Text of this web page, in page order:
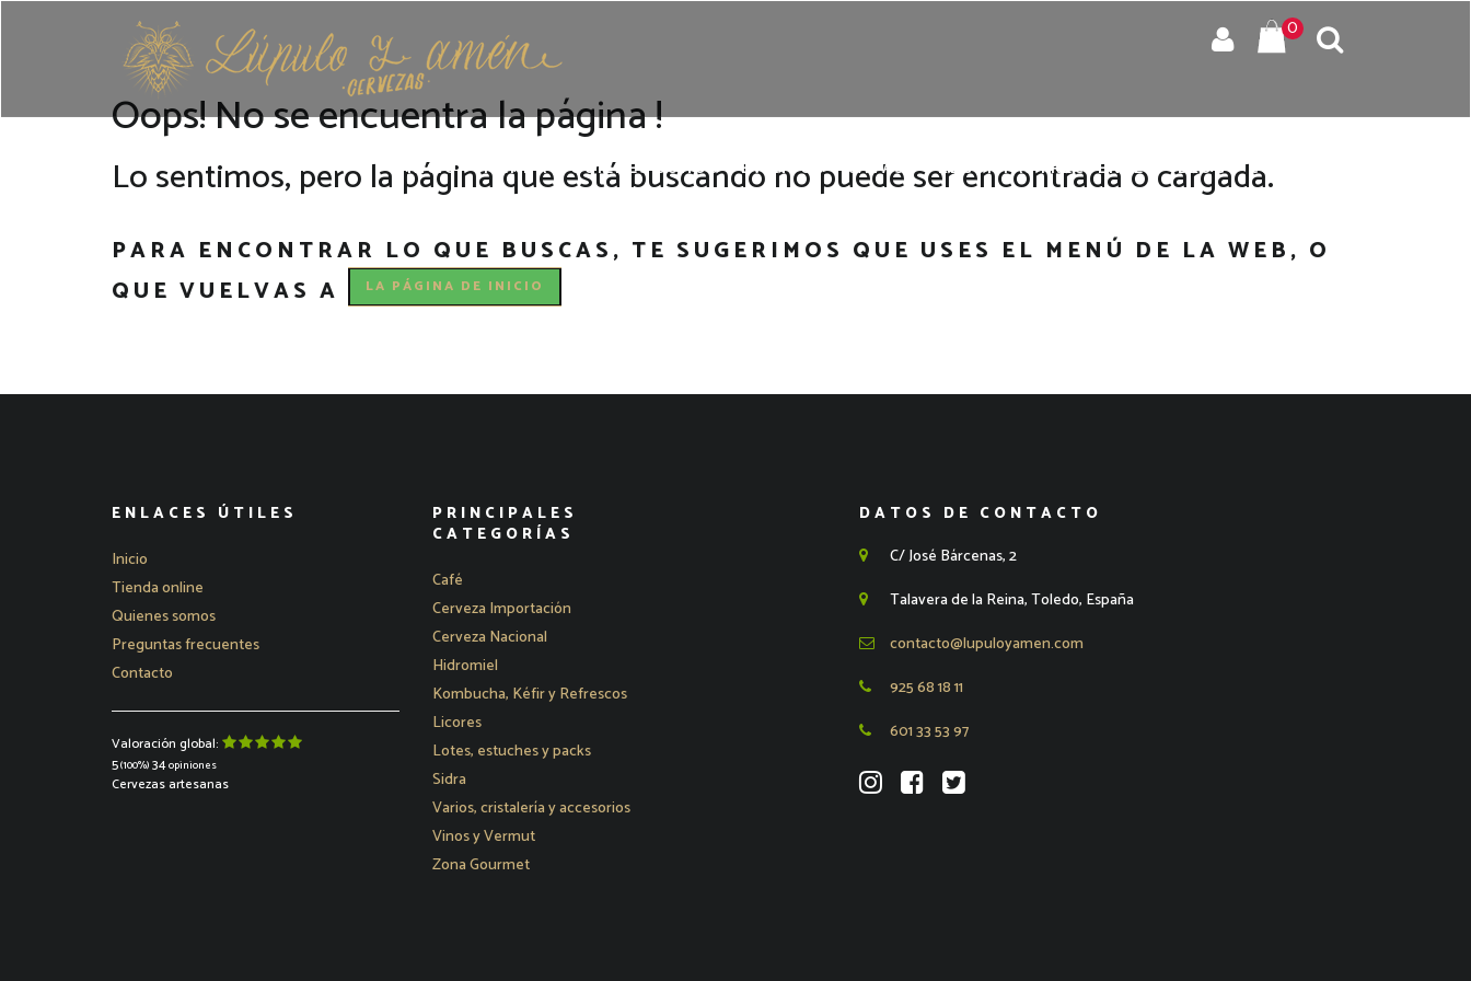
0
INICIO TIENDA QUIENES SOMOS EVENTOS Y CATAS PREGUNTAS FRECUENTES BLOG CONTACTO
Oops! No se encuentra la página !
Lo sentimos, pero la página que está buscando no puede ser encontrada o cargada.
PARA ENCONTRAR LO QUE BUSCAS, TE SUGERIMOS QUE USES EL MENÚ DE LA WEB, O
QUE VUELVAS A
LA PÁGINA DE INICIO
ENLACES ÚTILES
Inicio
Tienda online
Quienes somos
Preguntas frecuentes
Contacto
Valoración global:
5(100%)34opiniones
Cervezas artesanas
PRINCIPALES
CATEGORÍAS
Café
Cerveza Importación
Cerveza Nacional
Hidromiel
Kombucha, Kéfir y Refrescos
Licores
Lotes, estuches y packs
Sidra
Varios, cristalería y accesorios
Vinos y Vermut
Zona Gourmet
DATOS DE CONTACTO
C/ José Bárcenas, 2
Talavera de la Reina, Toledo, España
contacto@lupuloyamen.com
925 68 18 11
601 33 53 97